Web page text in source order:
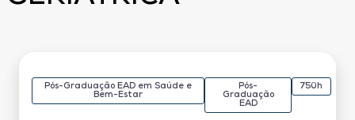
Pós-Graduação EAD em Saúde e
Bem-Estar
Pós-
Graduação
EAD
750h